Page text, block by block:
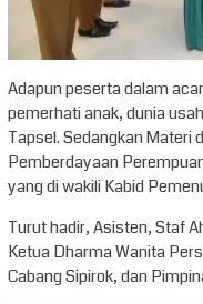
Adapun peserta dalam
pemerhati anak, dunia
Tapsel. Sedangkan Materi
Pemberdayaan
yang di wakili Kabid
Turut hadir, Asisten, Staf
Ketua Dharma Wanita
Cabang Sipirok, dan